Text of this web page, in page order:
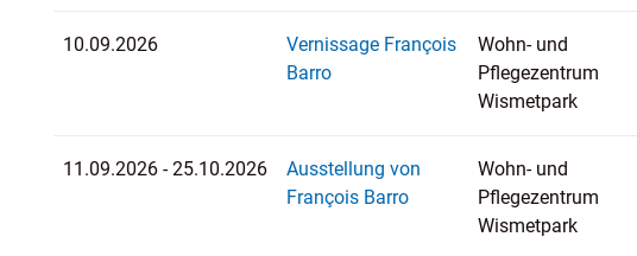
10.09.2026
Vernissage François
Barro
Wohn- und
Pflegezentrum
Wismetpark
11.09.2026 - 25.10.2026
Ausstellung von
François Barro
Wohn- und
Pflegezentrum
Wismetpark